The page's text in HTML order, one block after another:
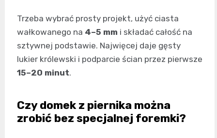
Trzeba wybrać prosty projekt, użyć ciasta
wałkowanego na 4–5 mm i składać całość na
sztywnej podstawie. Najwięcej daje gęsty
lukier królewski i podparcie ścian przez pierwsze
15–20 minut.
Czy domek z piernika można
zrobić bez specjalnej foremki?